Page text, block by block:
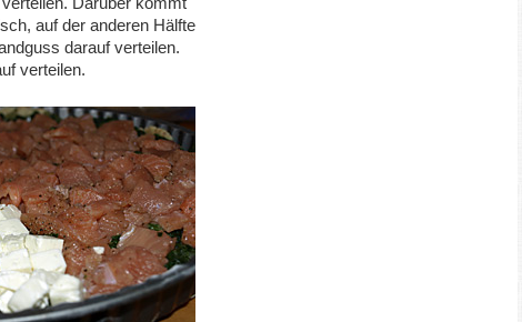
auf der anderen Hälfte
darauf verteilen.
verteilen.